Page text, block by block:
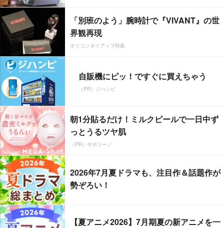
「別班のよう」腕時計で『VIVANT』の世
界観再現
オリコンタイアップ特集
自販機にピッ！ですぐに買えちゃう
（PR）ジハンピ
朝1分貼るだけ！ミルクピールで一日中ず
っとうるツヤ肌
（PR）サボリーノ
2026年7月夏ドラマも、注目作＆話題作が
勢ぞろい！
【夏アニメ2026】7月期夏の新アニメを一